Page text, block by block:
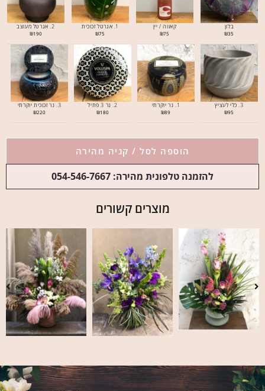
בלון
₪35
קאווה / יין
₪75
1. אגרטל זכוכית
₪75
2. אגרטל מעוצב
₪190
3. כלי לעציץ
₪95
1. נר יוקרתי
₪89
2. נר 3 פתיל
₪180
3. נר זכוכית יוקרתי
₪220
הוספה לסל / קניה מהירה
להזמנה טלפונית מהירה: 054-546-7667
מוצרים קשורים